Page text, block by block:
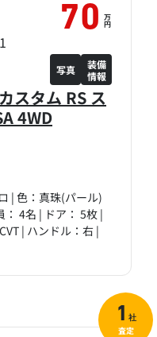
スタム RS ス
4WD
| 色：真珠(パール)
4名 | ドア： 5枚 |
| ハンドル：右 |
70 万
円
写真
装備
情報
1 社
査定